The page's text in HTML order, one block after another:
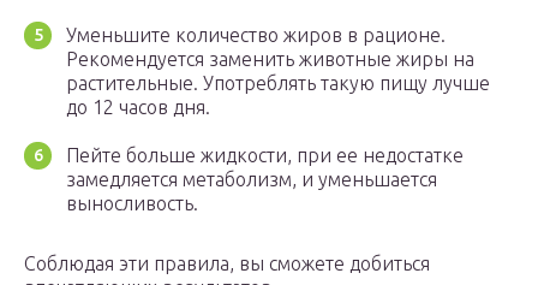
Уменьшите количество жиров в рационе.
Рекомендуется заменить животные жиры на
растительные. Употреблять такую пищу лучше
до 12 часов дня.
Пейте больше жидкости, при ее недостатке
замедляется метаболизм, и уменьшается
выносливость.
Соблюдая эти правила, вы сможете добиться